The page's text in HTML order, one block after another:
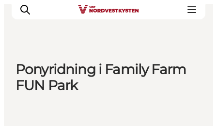
Byer og steder
Ponyridning i Family Farm
FUN Park